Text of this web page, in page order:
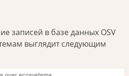
записей в базе данных OSV
выглядит следующим